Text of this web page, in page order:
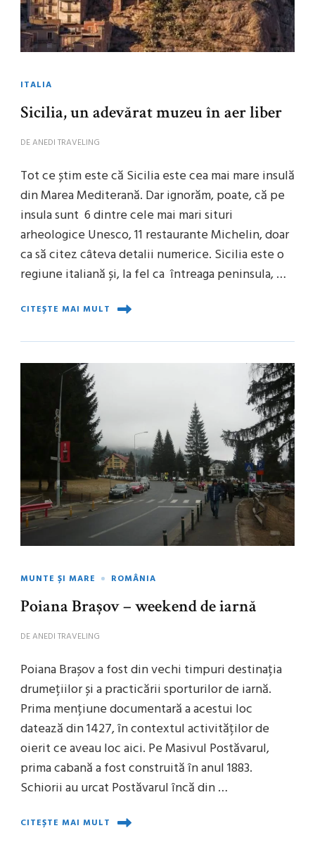
ITALIA
Sicilia, un adevărat muzeu în aer liber
DEANEDI TRAVELING
Tot ce știm este că Sicilia este cea mai mare insulă
din Marea Mediterană. Dar ignorăm, poate, că pe
insula sunt 6 dintre cele mai mari situri
arheologice Unesco, 11 restaurante Michelin, doar
ca să citez câteva detalii numerice. Sicilia este o
regiune italiană și, la fel ca întreaga peninsula, …
CITEȘTE MAI MULT
MUNTE ȘI MARE ROMÂNIA
Poiana Brașov – weekend de iarnă
DEANEDI TRAVELING
Poiana Brașov a fost din vechi timpuri destinația
drumețiilor și a practicării sporturilor de iarnă.
Prima mențiune documentară a acestui loc
datează din 1427, în contextul activităților de
oierit ce aveau loc aici. Pe Masivul Postăvarul,
prima cabană a fost construită în anul 1883.
Schiorii au urcat Postăvarul încă din …
CITEȘTE MAI MULT